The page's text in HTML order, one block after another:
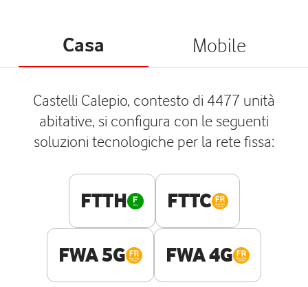
Casa Mobile
Castelli Calepio, contesto di 4477 unità
abitative, si configura con le seguenti
soluzioni tecnologiche per la rete fissa:
FTTH FTTC
FWA 5G FWA 4G